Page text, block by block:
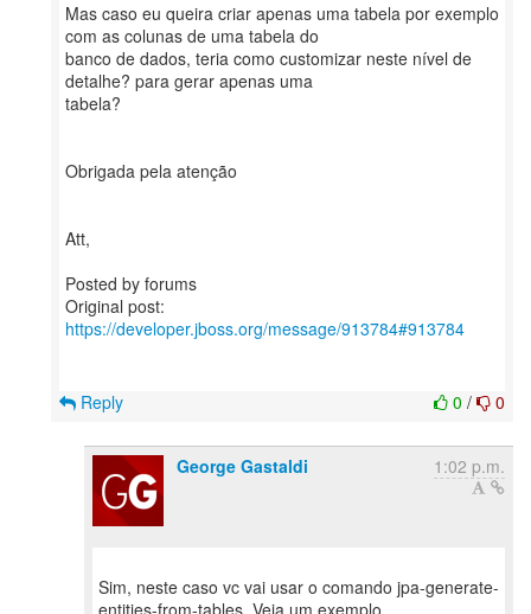
Mas caso eu queira criar apenas uma tabela por exemplo
com as colunas de uma tabela do
banco de dados, teria como customizar neste nível de
detalhe? para gerar apenas uma
tabela?
Obrigada pela atenção
Att,
Posted by forums
Original post:
https://developer.jboss.org/message/913784#913784
0 / 0
Reply
George Gastaldi 1:02 p.m.
Sim, neste caso vc vai usar o comando jpa-generate-
entities-from-tables. Veja um exemplo